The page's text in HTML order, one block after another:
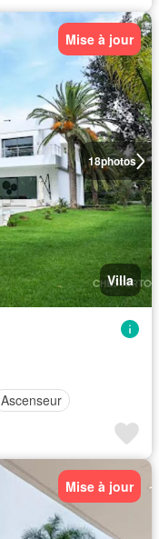
18photos
Mise à jour
Villa
Ascenseur
Mise à jour